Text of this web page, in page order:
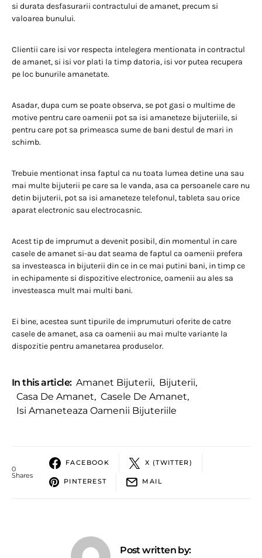
si durata desfasurarii contractului de amanet, precum si
valoarea bunului.
Clientii care isi vor respecta intelegera mentionata in contractul
de amanet, si isi vor plati la timp datoria, isi vor putea recupera
pe loc bunurile amanetate.
Asadar, dupa cum se poate observa, se pot gasi o multime de
motive pentru care oamenii pot sa isi amaneteze bijuteriile, si
pentru care pot sa primeasca sume de bani destul de mari in
schimb.
Trebuie mentionat insa faptul ca nu toata lumea detine una sau
mai multe bijuterii pe care sa le vanda, asa ca persoanele care nu
detin bijuterii, pot sa isi amaneteze telefonul, tableta sau orice
aparat electronic sau electrocasnic.
Acest tip de imprumut a devenit posibil, din momentul in care
casele de amanet si-au dat seama de faptul ca oamenii prefera
sa investeasca in bijuterii din ce in ce mai putini bani, in timp ce
in echipamente si dispozitive electronice, oamenii au ales sa
investeasca mult mai multi bani.
Ei bine, acestea sunt tipurile de imprumuturi oferite de catre
casele de amanet, asa ca oamenii au mai multe variante la
dispozitie pentru amanetarea produselor.
In this article: Amanet Bijuterii, Bijuterii,
Casa De Amanet, Casele De Amanet,
Isi Amaneteaza Oamenii Bijuteriile
0
Shares
FACEBOOK X (TWITTER)
PINTEREST MAIL
Post written by: